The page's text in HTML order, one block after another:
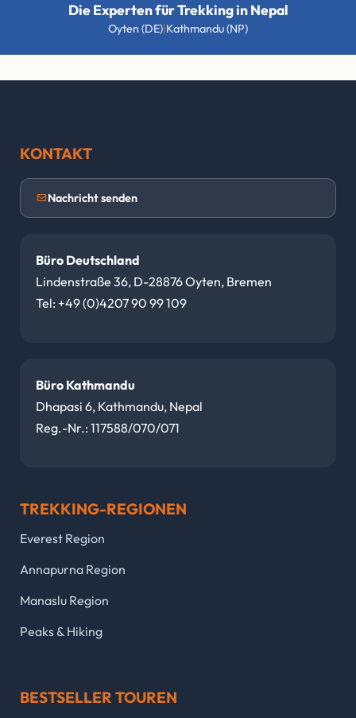
Die Experten für Trekking in Nepal
Oyten (DE)|Kathmandu (NP)
KONTAKT
Nachricht senden
Büro Deutschland
Lindenstraße 36, D-28876 Oyten, Bremen
Tel: +49 (0)4207 90 99 109
Büro Kathmandu
Dhapasi 6, Kathmandu, Nepal
Reg.-Nr.: 117588/070/071
TREKKING-REGIONEN
Everest Region
Annapurna Region
Manaslu Region
Peaks & Hiking
BESTSELLER TOUREN